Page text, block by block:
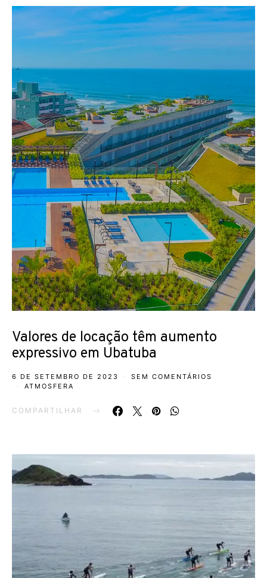
Valores de locação têm aumento
expressivo em Ubatuba
6 DE SETEMBRO DE 2023
SEM COMENTÁRIOS
ATMOSFERA
COMPARTILHAR